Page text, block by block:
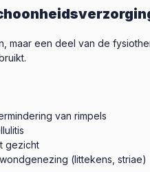
maar een deel van de
van rimpels
gezicht
(littekens, striae)